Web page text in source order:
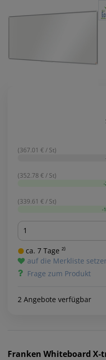
(367.01 € / St)
(352.78 € / St)
(339.61 € / St)
-
Menge
ca. 7 Tage ²⁾
auf die Merkliste
Frage zum Produkt
2 Angebote verfügbar
Franken Whiteboard X-